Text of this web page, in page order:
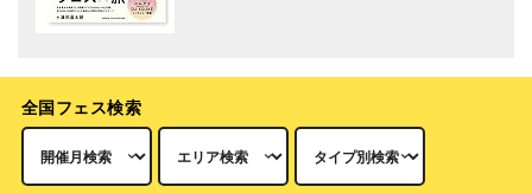
全国フェス検索